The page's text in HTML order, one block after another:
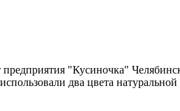
"Кусиночка"
два цвета